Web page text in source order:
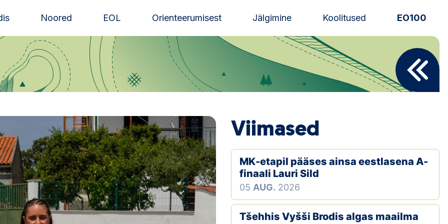
Noored EOL Orienteerumisest Jälgimine Koolitused EO100
Uudised
Alustajale
Eesti Orienteerumine 100!
Toetamine
Telli litsents!
Noored
Viimased
MK-etapil pääses ainsa eestlasena A-
finaali Lauri Sild
05 AUG. 2026
Tšehhis Vyšši Brodis algas maailma